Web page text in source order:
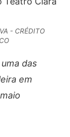
- CRÉDITO
das
em